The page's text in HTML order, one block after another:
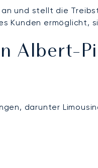
und stellt die
ermöglicht,
Albert-
darunter